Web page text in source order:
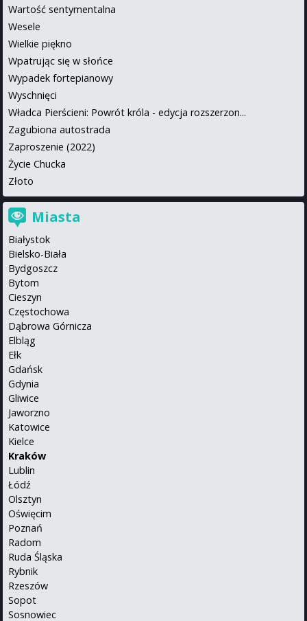
Wartość sentymentalna
Wesele
Wielkie piękno
Wpatrując się w słońce
Wypadek fortepianowy
Wyschnięci
Władca Pierścieni: Powrót króla - edycja rozszerzon...
Zagubiona autostrada
Zaproszenie (2022)
Życie Chucka
Złoto
Miasta
Białystok
Bielsko-Biała
Bydgoszcz
Bytom
Cieszyn
Częstochowa
Dąbrowa Górnicza
Elbląg
Ełk
Gdańsk
Gdynia
Gliwice
Jaworzno
Katowice
Kielce
Kraków
Lublin
Łódź
Olsztyn
Oświęcim
Poznań
Radom
Ruda Śląska
Rybnik
Rzeszów
Sopot
Sosnowiec